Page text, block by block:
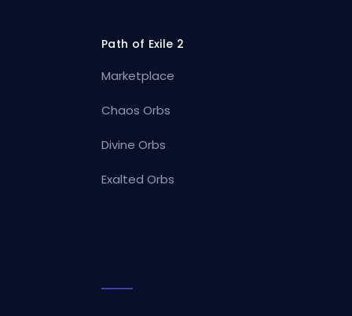
Path of Exile 2
Marketplace
Chaos Orbs
Divine Orbs
Exalted Orbs